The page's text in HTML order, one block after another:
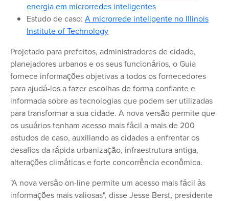
energia em microrredes inteligentes
Estudo de caso: A microrrede inteligente no Illinois
Institute of Technology
Projetado para prefeitos, administradores de cidade,
planejadores urbanos e os seus funcionários, o Guia
fornece informações objetivas a todos os fornecedores
para ajudá-los a fazer escolhas de forma confiante e
informada sobre as tecnologias que podem ser utilizadas
para transformar a sua cidade. A nova versão permite que
os usuários tenham acesso mais fácil a mais de 200
estudos de caso, auxiliando as cidades a enfrentar os
desafios da rápida urbanização, infraestrutura antiga,
alterações climáticas e forte concorrência econômica.
"A nova versão on-line permite um acesso mais fácil às
informações mais valiosas", disse Jesse Berst, presidente